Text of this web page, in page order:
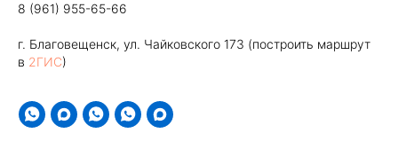
8 (961) 955-65-66
г. Благовещенск, ул. Чайковского 173 (построить маршрут
в 2ГИС)